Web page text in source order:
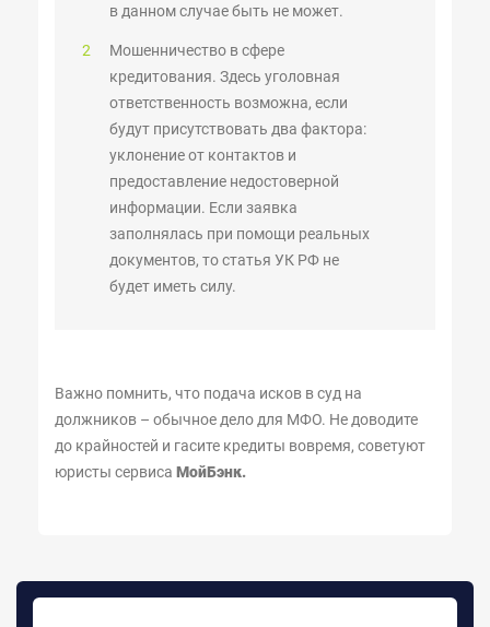
в данном случае быть не может.
Мошенничество в сфере
кредитования. Здесь уголовная
ответственность возможна, если
будут присутствовать два фактора:
уклонение от контактов и
предоставление недостоверной
информации. Если заявка
заполнялась при помощи реальных
документов, то статья УК РФ не
будет иметь силу.
Важно помнить, что подача исков в суд на
должников – обычное дело для МФО. Не доводите
до крайностей и гасите кредиты вовремя, советуют
юристы сервиса МойБэнк.
Пн-Вс:6:00-22:00по Мск.
ПОЗВОНИТЬ